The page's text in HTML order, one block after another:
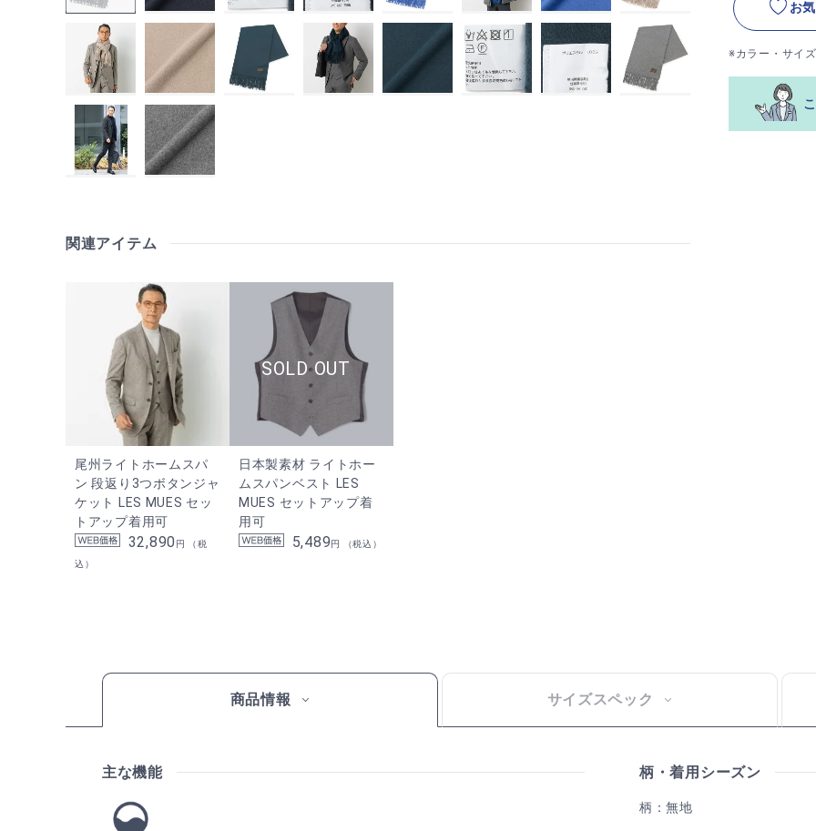
関連アイテム
尾州ライトホームスパ
ン 段返り3つボタンジャ
ケット LES MUES セッ
トアップ着用可
32,890 円 （税
込）
日本製素材 ライトホー
ムスパンベスト LES
MUES セットアップ着
用可
5,489円 （税込）
お
※カラー・サイ
商品情報 サイズスペック
主な機能 柄・着用シーズン
柄：無地